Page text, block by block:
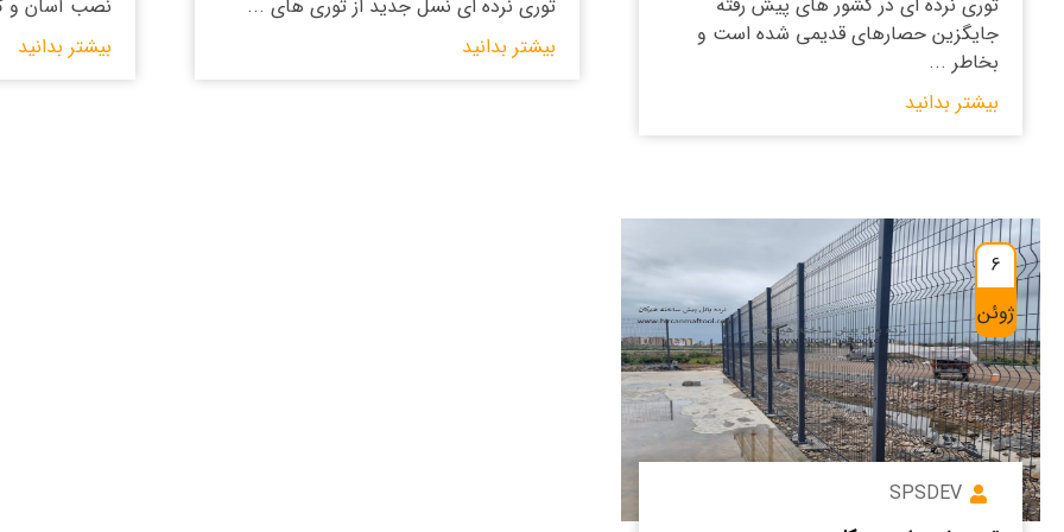
جایگزین حصارهای قدیمی شده است و
بخاطر ...
بیشتر بدانید
توری نرده ای نسل جدید از توری های ...
بیشتر بدانید
نصب آسان و
بیشتر بدانید
6
ژوئن
SPSDEV